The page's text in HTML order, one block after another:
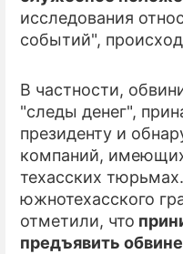
исследования
событий",
В частности,
"следы денег",
президенту и
компаний,
техасских
южнотехасского
отметили, что
предъявить